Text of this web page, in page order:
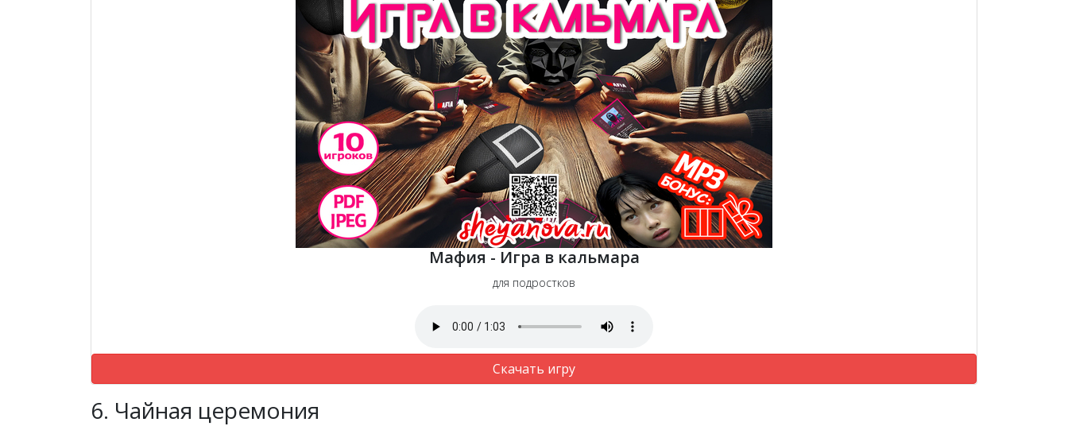
Мафия - Игра в кальмара
для подростков
Скачать игру
6. Чайная церемония